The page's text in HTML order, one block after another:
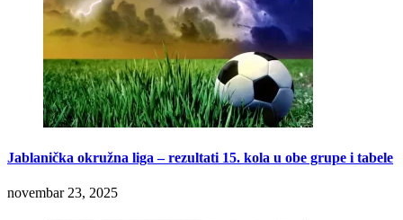
Jablanička okružna liga – rezultati 15. kola u obe grupe i tabele
novembar 23, 2025